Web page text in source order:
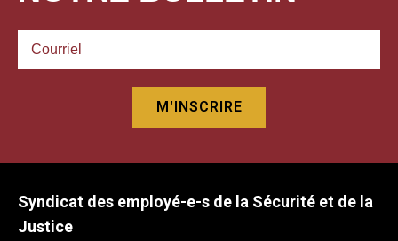
Syndicat des employé-e-s de la Sécurité et de la
Justice